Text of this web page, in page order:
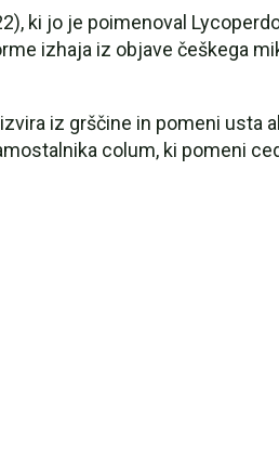
ki jo je poimenoval
izhaja iz objave češkega
iz grščine in pomeni usta
colum, ki pomeni